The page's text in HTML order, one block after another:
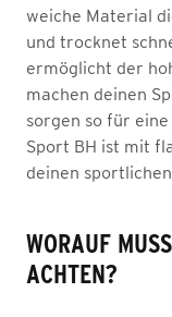
weiche Material
und trocknet
ermöglicht der
machen deinen
sorgen so für
Sport BH ist mit
deinen
WORAUF
ACHTEN?